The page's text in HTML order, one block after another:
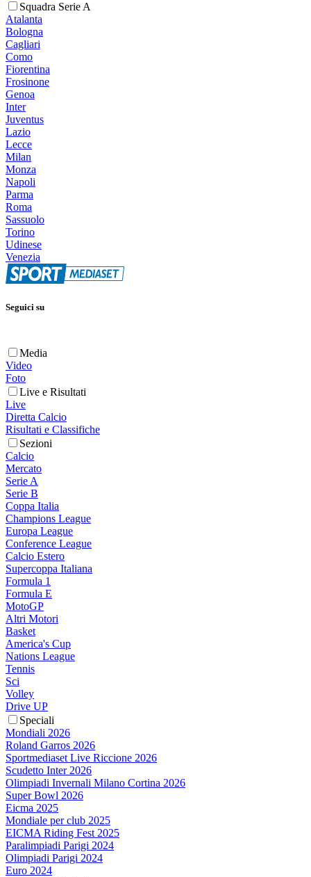
Squadra Serie A
Atalanta
Bologna
Cagliari
Como
Fiorentina
Frosinone
Genoa
Inter
Juventus
Lazio
Lecce
Milan
Monza
Napoli
Parma
Roma
Sassuolo
Torino
Udinese
Venezia
Seguici su
Media
Video
Foto
Live e Risultati
Live
Diretta Calcio
Risultati e Classifiche
Sezioni
Calcio
Mercato
Serie A
Serie B
Coppa Italia
Champions League
Europa League
Conference League
Calcio Estero
Supercoppa Italiana
Formula 1
Formula E
MotoGP
Altri Motori
Basket
America's Cup
Nations League
Tennis
Sci
Volley
Drive UP
Speciali
Mondiali 2026
Roland Garros 2026
Sportmediaset Live Riccione 2026
Scudetto Inter 2026
Olimpiadi Invernali Milano Cortina 2026
Super Bowl 2026
Eicma 2025
Mondiale per club 2025
EICMA Riding Fest 2025
Paralimpiadi Parigi 2024
Olimpiadi Parigi 2024
Euro 2024